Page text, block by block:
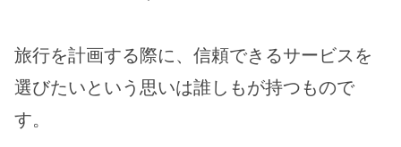
旅行を計画する際に、信頼できるサービスを
選びたいという思いは誰しもが持つもので
す。